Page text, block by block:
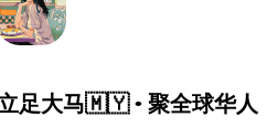
足大马🇲🇾 · 聚全球华人